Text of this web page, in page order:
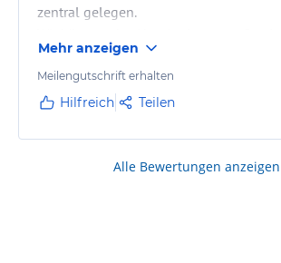
zentral gelegen.
weiterempfehlen!
Mehr anzeigen
Meilengutschrift erhalten
Hilfreich Teilen
Alle Bewertungen anzeigen